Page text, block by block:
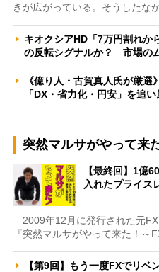
きが広がっている。そうしたな
キオクシアHD「7万円割れか
の反転シグナルか？ 市場の
《億り人・古賀真人氏が厳選
「DX・省力化・円安」を追
突然マルサがやって来
【最終回】1億
入れたプライス
2009年12月に発行された元
『突然マルサがやって来た！～
【第9回】もう一度FXでリ